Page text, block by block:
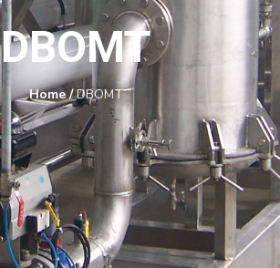
DBOMT
Home/DBOMT